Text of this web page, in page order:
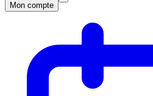
Mon compte